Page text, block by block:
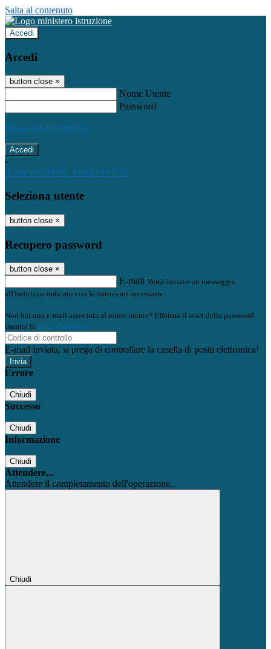
Salta al contenuto
Accedi
Accedi
button close ×
Nome Utente
Password
Password dimenticata?
-
Entra con SPID Entra con CIE
Seleziona utente
button close ×
Recupero password
button close ×
E-mail Verrà inviato un messaggio
all'indirizzo indicato con le istruzioni necessarie.
Non hai una e-mail associata al nome utente? Effettua il reset della password
tramite la Login Spaggiari
E-mail inviata, si prega di controllare la casella di posta elettronica!
Errore
Chiudi
Successo
Chiudi
Informazione
Chiudi
Attendere...
Attendere il completamento dell'operazione...
Chiudi